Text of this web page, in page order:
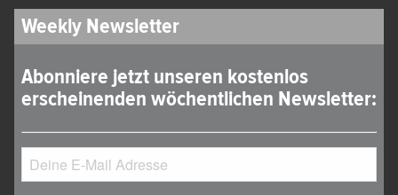
Weekly Newsletter
Abonniere jetzt unseren kostenlos
erscheinenden wöchentlichen Newsletter: